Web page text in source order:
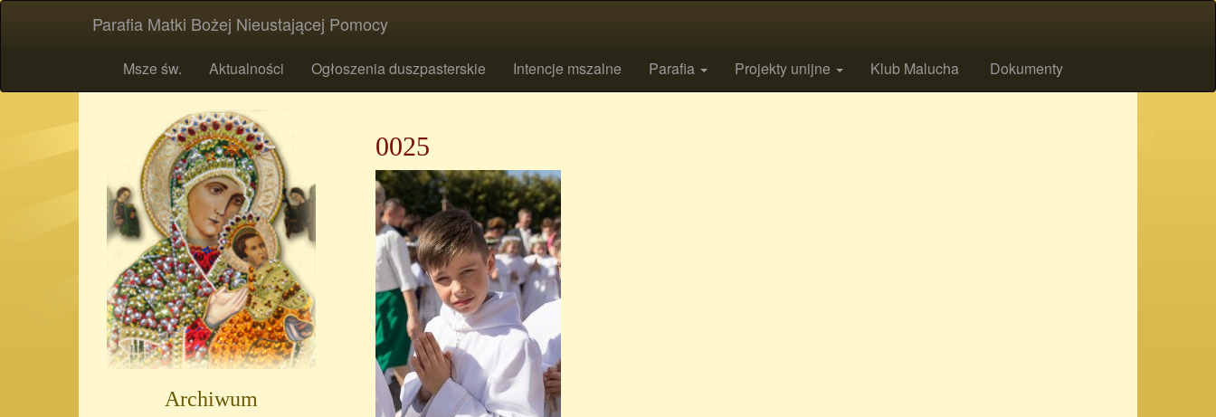
Parafia Matki Bożej Nieustającej Pomocy
Msze św. Aktualności Ogłoszenia duszpasterskie Intencje mszalne Parafia Projekty unijne Klub Malucha Dokumenty
0025
Archiwum